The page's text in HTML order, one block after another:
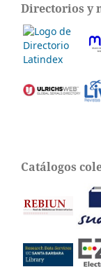
Directorios y
Catálogos